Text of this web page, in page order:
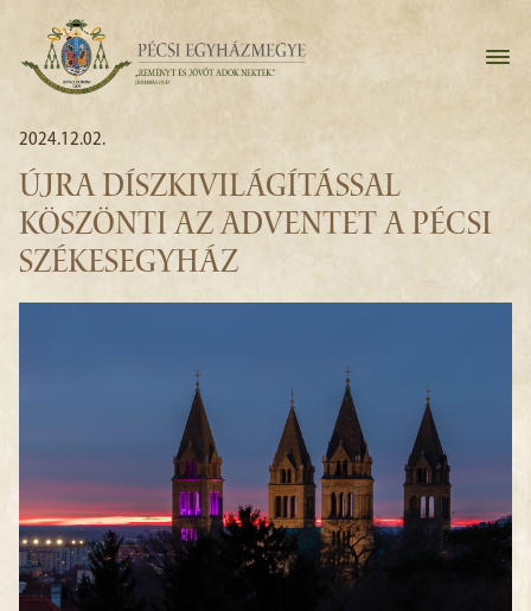
2024.12.02.
ÚJRA DÍSZKIVILÁGÍTÁSSAL
KÖSZÖNTI AZ ADVENTET A PÉCSI
SZÉKESEGYHÁZ